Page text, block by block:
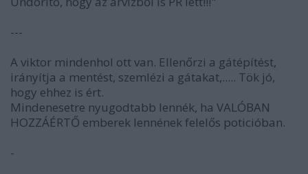
---
A viktor mindenhol ott van. Ellenőrzi a gátépítést,
irányítja a mentést, szemlézi a gátakat,..... Tök jó,
hogy ehhez is ért.
Mindenesetre nyugodtabb lennék, ha VALÓBAN
HOZZÁÉRTŐ emberek lennének felelős poticióban.
-